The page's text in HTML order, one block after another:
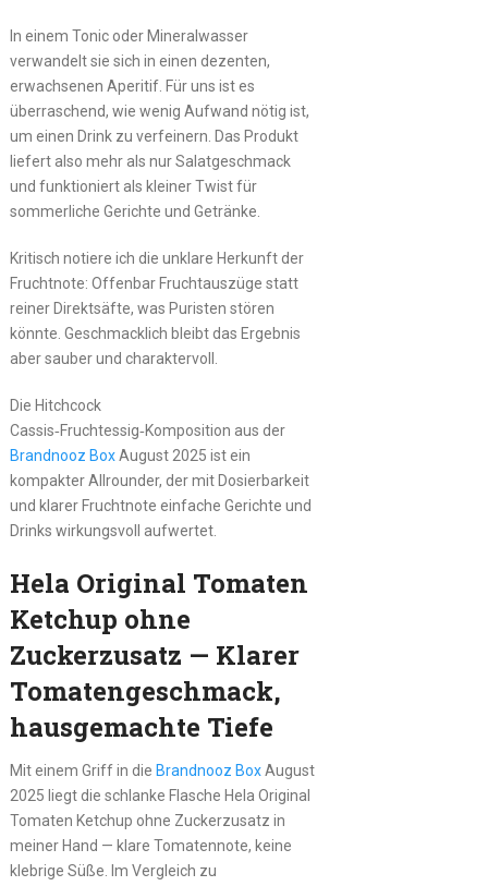
In einem Tonic oder Mineralwasser
verwandelt sie sich in einen dezenten,
erwachsenen Aperitif. Für uns ist es
überraschend, wie wenig Aufwand nötig ist,
um einen Drink zu verfeinern. Das Produkt
liefert also mehr als nur Salatgeschmack
und funktioniert als kleiner Twist für
sommerliche Gerichte und Getränke.
Kritisch notiere ich die unklare Herkunft der
Fruchtnote: Offenbar Fruchtauszüge statt
reiner Direktsäfte, was Puristen stören
könnte. Geschmacklich bleibt das Ergebnis
aber sauber und charaktervoll.
Die Hitchcock
Cassis‑Fruchtessig‑Komposition aus der
Brandnooz BoxAugust 2025 ist ein
kompakter Allrounder, der mit Dosierbarkeit
und klarer Fruchtnote einfache Gerichte und
Drinks wirkungsvoll aufwertet.
Hela Original Tomaten
Ketchup ohne
Zuckerzusatz — Klarer
Tomatengeschmack,
hausgemachte Tiefe
Mit einem Griff in die Brandnooz BoxAugust
2025 liegt die schlanke Flasche Hela Original
Tomaten Ketchup ohne Zuckerzusatz in
meiner Hand — klare Tomatennote, keine
klebrige Süße. Im Vergleich zu